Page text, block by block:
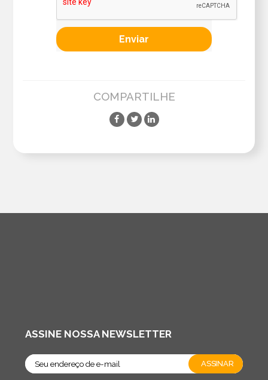
COMPARTILHE
ASSINE NOSSA NEWSLETTER